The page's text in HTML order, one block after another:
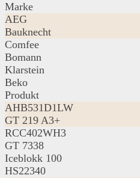
Marke
AEG
Bauknecht
Comfee
Bomann
Klarstein
Beko
Produkt
AHB531D1LW
GT 219 A3+
RCC402WH3
GT 7338
Iceblokk 100
HS22340